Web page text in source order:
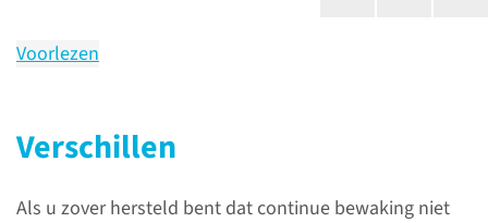
Voorlezen
Verschillen
Als u zover hersteld bent dat continue bewaking niet
verpleegafdeling